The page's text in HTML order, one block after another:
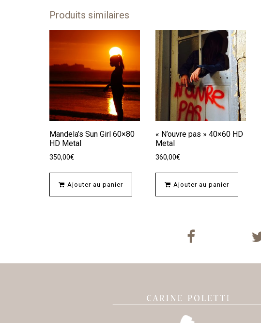
Produits similaires
Mandela’s Sun Girl 60×80
HD Metal
350,00€
Ajouter au panier
« N’ouvre pas » 40×60 HD
Metal
360,00€
Ajouter au panier